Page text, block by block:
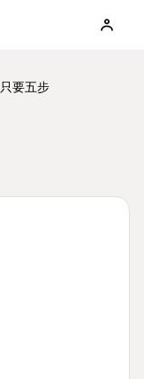
要五步